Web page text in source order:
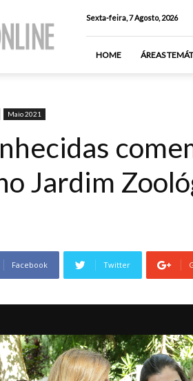
Sexta-feira, 7 Agosto, 2026
HOME ÁREAS
Maio 2021
Jardim
Facebook Twitter